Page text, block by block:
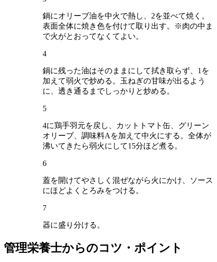
鍋にオリーブ油を中火で熱し、2を並べて焼く。
表面全体に焼き色を付けて取り出す。※肉の中ま
で火がとおってなくてよい。
4
鍋に残った油はそのままにして拭き取らず、1を
加えて弱火で炒める。玉ねぎの甘味が出るよう
に、透き通るまでしっかりと炒める。
5
4に鶏手羽元を戻し、カットトマト缶、グリーン
オリーブ、調味料Aを加えて中火にする。全体が
沸いてきたら弱火にして15分ほど煮る。
6
蓋を開けてやさしく混ぜながら火にかけ、ソース
にほどよくとろみをつける。
7
器に盛り分ける。
管理栄養士からのコツ・ポイント